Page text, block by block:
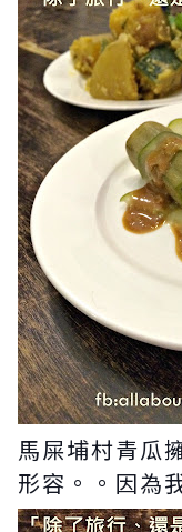
馬屎埔村青瓜
形容。。因為